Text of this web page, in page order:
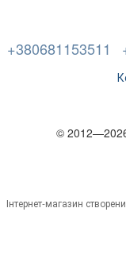
+380681153511
©
Інтернет-магазин